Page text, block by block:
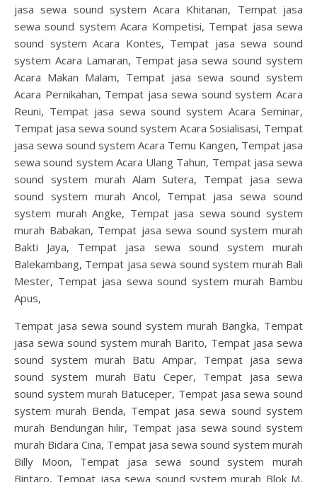
jasa sewa sound system Acara Khitanan, Tempat jasa
sewa sound system Acara Kompetisi, Tempat jasa sewa
sound system Acara Kontes, Tempat jasa sewa sound
system Acara Lamaran, Tempat jasa sewa sound system
Acara Makan Malam, Tempat jasa sewa sound system
Acara Pernikahan, Tempat jasa sewa sound system Acara
Reuni, Tempat jasa sewa sound system Acara Seminar,
Tempat jasa sewa sound system Acara Sosialisasi, Tempat
jasa sewa sound system Acara Temu Kangen, Tempat jasa
sewa sound system Acara Ulang Tahun, Tempat jasa sewa
sound system murah Alam Sutera, Tempat jasa sewa
sound system murah Ancol, Tempat jasa sewa sound
system murah Angke, Tempat jasa sewa sound system
murah Babakan, Tempat jasa sewa sound system murah
Bakti Jaya, Tempat jasa sewa sound system murah
Balekambang, Tempat jasa sewa sound system murah Bali
Mester, Tempat jasa sewa sound system murah Bambu
Apus,
Tempat jasa sewa sound system murah Bangka, Tempat
jasa sewa sound system murah Barito, Tempat jasa sewa
sound system murah Batu Ampar, Tempat jasa sewa
sound system murah Batu Ceper, Tempat jasa sewa
sound system murah Batuceper, Tempat jasa sewa sound
system murah Benda, Tempat jasa sewa sound system
murah Bendungan hilir, Tempat jasa sewa sound system
murah Bidara Cina, Tempat jasa sewa sound system murah
Billy Moon, Tempat jasa sewa sound system murah
Bintaro, Tempat jasa sewa sound system murah Blok M,